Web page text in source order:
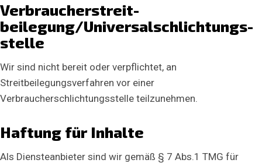
Verbraucher­streit­
beilegung/Universal­schlichtungs­
stelle
Wir sind nicht bereit oder verpflichtet, an
Streitbeilegungsverfahren vor einer
Verbraucherschlichtungsstelle teilzunehmen.
Haftung für Inhalte
Als Diensteanbieter sind wir gemäß § 7 Abs.1 TMG für